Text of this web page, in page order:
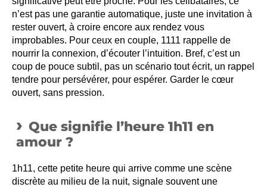
n’est pas une garantie automatique, juste une invitation à
rester ouvert, à croire encore aux rendez vous
improbables. Pour ceux en couple, 1111 rappelle de
nourrir la connexion, d’écouter l’intuition. Bref, c’est un
coup de pouce subtil, pas un scénario tout écrit, un rappel
tendre pour persévérer, pour espérer. Garder le cœur
ouvert, sans pression.
Que signifie l’heure 1h11 en
amour ?
1h11, cette petite heure qui arrive comme une scène
discrète au milieu de la nuit, signale souvent une